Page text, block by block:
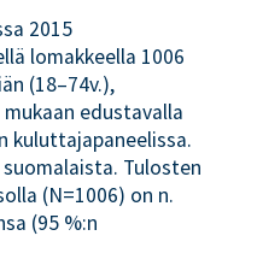
2015
lomakkeella 1006
(18–74v.),
edustavalla
kuluttajapaneelissa.
suomalaista. Tulosten
(N=1006) on n.
(95 %:n